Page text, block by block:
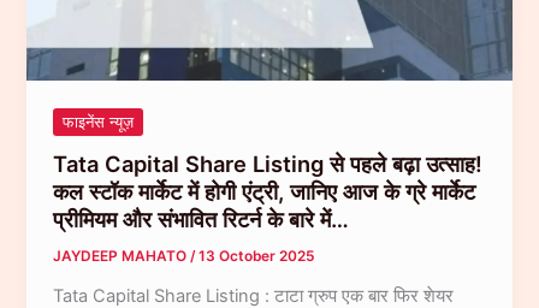
है
कुछ
गिरवी
रखे
लें
20
फाइनेंस न्यूज़
Tata Capital Share Listing से पहले बढ़ा उत्साह!
कल स्टॉक मार्केट में होगी एंट्री, जानिए आज के ग्रे मार्केट
प्रीमियम और संभावित रिटर्न के बारे में…
JAYDEEP MAHATO/13 October 2025
Tata Capital Share Listing : टाटा ग्रुप एक बार फिर शेयर